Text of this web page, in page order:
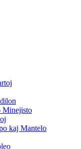
Minejisto
kaj Mantelo